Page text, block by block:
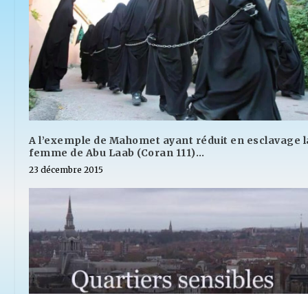
A l’exemple de Mahomet ayant réduit en esclavage
femme de Abu Laab (Coran 111)…
23 décembre 2015